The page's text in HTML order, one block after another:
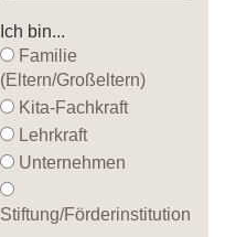
Ich bin...
Familie
(Eltern/Großeltern)
Kita-Fachkraft
Lehrkraft
Unternehmen
Stiftung/Förderinstitution